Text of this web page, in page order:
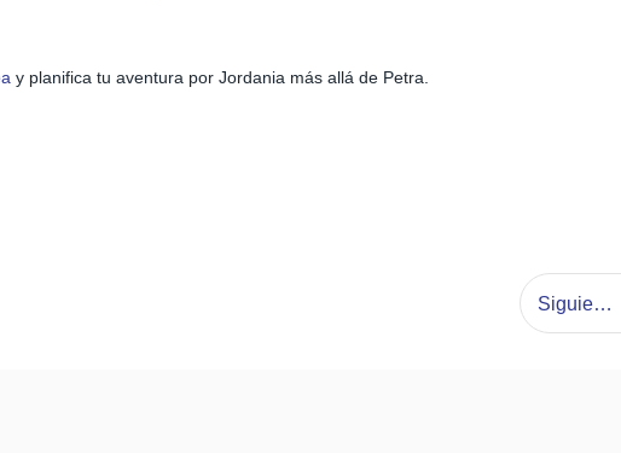
y planifica tu aventura por Jordania más allá de Petra.
Siguiente